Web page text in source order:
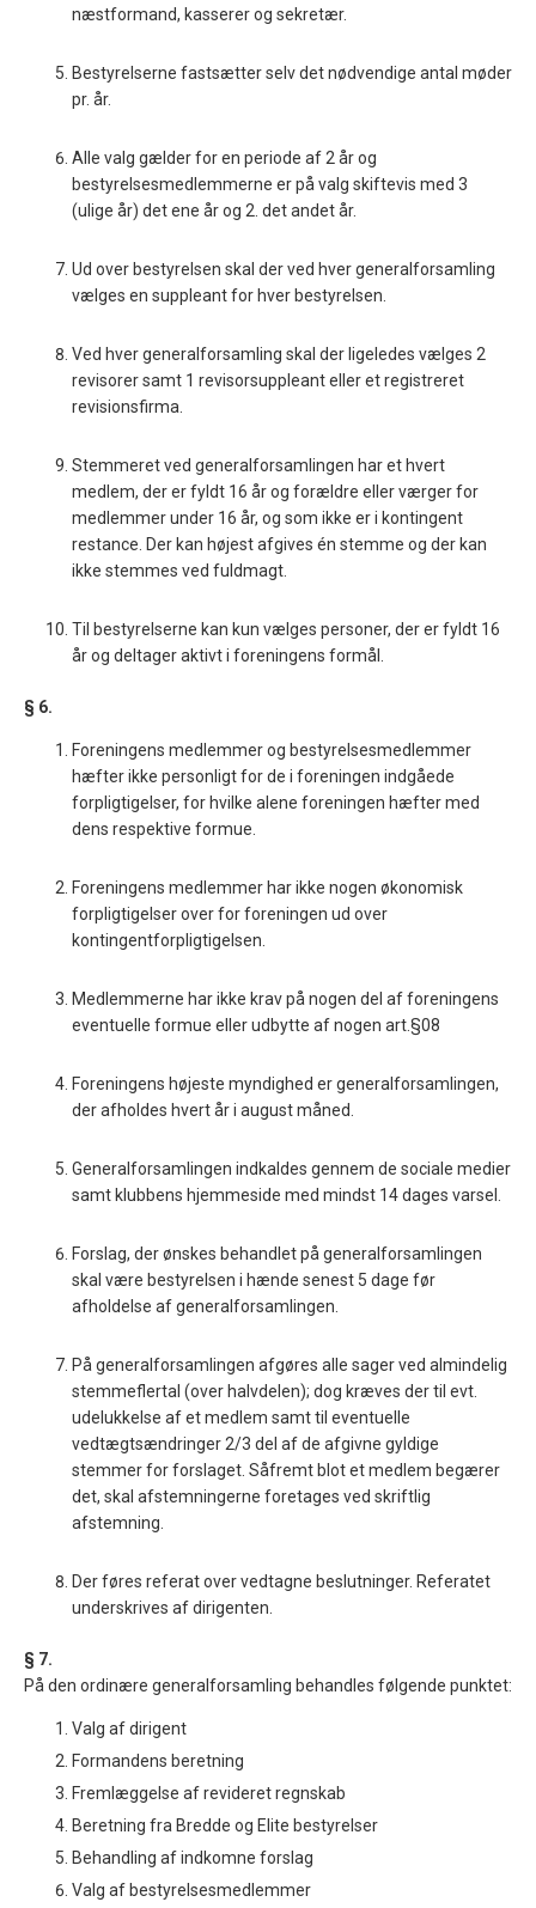
næstformand, kasserer og sekretær.
Bestyrelserne fastsætter selv det nødvendige antal møder
pr. år.
Alle valg gælder for en periode af 2 år og
bestyrelsesmedlemmerne er på valg skiftevis med 3
(ulige år) det ene år og 2. det andet år.
Ud over bestyrelsen skal der ved hver generalforsamling
vælges en suppleant for hver bestyrelsen.
Ved hver generalforsamling skal der ligeledes vælges 2
revisorer samt 1 revisorsuppleant eller et registreret
revisionsfirma.
Stemmeret ved generalforsamlingen har et hvert
medlem, der er fyldt 16 år og forældre eller værger for
medlemmer under 16 år, og som ikke er i kontingent
restance. Der kan højest afgives én stemme og der kan
ikke stemmes ved fuldmagt.
Til bestyrelserne kan kun vælges personer, der er fyldt 16
år og deltager aktivt i foreningens formål.
§ 6.
Foreningens medlemmer og bestyrelsesmedlemmer
hæfter ikke personligt for de i foreningen indgåede
forpligtigelser, for hvilke alene foreningen hæfter med
dens respektive formue.
Foreningens medlemmer har ikke nogen økonomisk
forpligtigelser over for foreningen ud over
kontingentforpligtigelsen.
Medlemmerne har ikke krav på nogen del af foreningens
eventuelle formue eller udbytte af nogen art.§08
Foreningens højeste myndighed er generalforsamlingen,
der afholdes hvert år i august måned.
Generalforsamlingen indkaldes gennem de sociale medier
samt klubbens hjemmeside med mindst 14 dages varsel.
Forslag, der ønskes behandlet på generalforsamlingen
skal være bestyrelsen i hænde senest 5 dage før
afholdelse af generalforsamlingen.
På generalforsamlingen afgøres alle sager ved almindelig
stemmeflertal (over halvdelen); dog kræves der til evt.
udelukkelse af et medlem samt til eventuelle
vedtægtsændringer 2/3 del af de afgivne gyldige
stemmer for forslaget. Såfremt blot et medlem begærer
det, skal afstemningerne foretages ved skriftlig
afstemning.
Der føres referat over vedtagne beslutninger. Referatet
underskrives af dirigenten.
§ 7.
På den ordinære generalforsamling behandles følgende punktet:
Valg af dirigent
Formandens beretning
Fremlæggelse af revideret regnskab
Beretning fra Bredde og Elite bestyrelser
Behandling af indkomne forslag
Valg af bestyrelsesmedlemmer